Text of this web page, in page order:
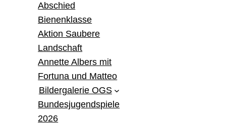
Abschied
Bienenklasse
Aktion Saubere
Landschaft
Annette Albers mit
Fortuna und Matteo
Bildergalerie OGS
Bundesjugendspiele
2026